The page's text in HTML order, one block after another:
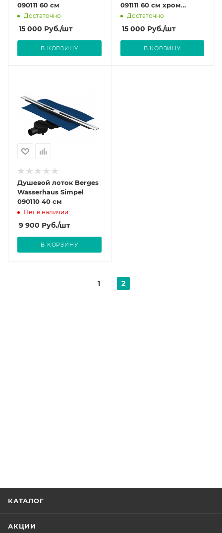
090111 60 см
Достаточно
15 000 Руб./шт
В КОРЗИНУ
091111 60 см хром
глянец
Достаточно
15 000 Руб./шт
В КОРЗИНУ
Душевой лоток Berges
Wasserhaus Simpel
090110 40 см
Нет в наличии
9 900 Руб./шт
В КОРЗИНУ
1 2
КАТАЛОГ
АКЦИИ